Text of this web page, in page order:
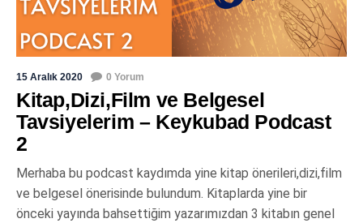
15 Aralık 2020 0 Yorum
Kitap,Dizi,Film ve Belgesel
Tavsiyelerim – Keykubad Podcast
2
Merhaba bu podcast kaydımda yine kitap önerileri,dizi,film
ve belgesel önerisinde bulundum. Kitaplarda yine bir
önceki yayında bahsettiğim yazarımızdan 3 kitabın genel